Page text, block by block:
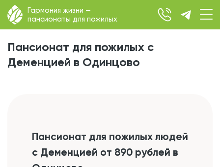
Гармония жизни —
пансионаты для пожилых
Пансионат для пожилых с
Деменцией в Одинцово
Пансионат для пожилых людей
с Деменцией от 890 рублей в